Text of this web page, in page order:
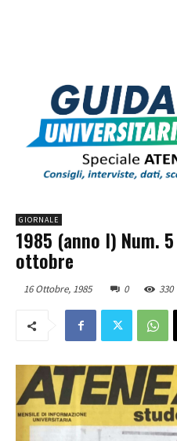
GIORNALE
1985 (anno I) Num.
ottobre
16 Ottobre, 1985 0 330